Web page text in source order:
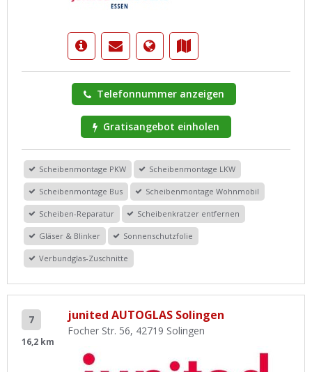
Telefonnummer anzeigen
Gratisangebot einholen
Scheibenmontage PKW Scheibenmontage LKW
Scheibenmontage Bus Scheibenmontage Wohnmobil
Scheiben-Reparatur Scheibenkratzer entfernen
Gläser & Blinker Sonnenschutzfolie
Verbundglas-Zuschnitte
7
16,2 km
junited AUTOGLAS Solingen
Focher Str. 56, 42719 Solingen